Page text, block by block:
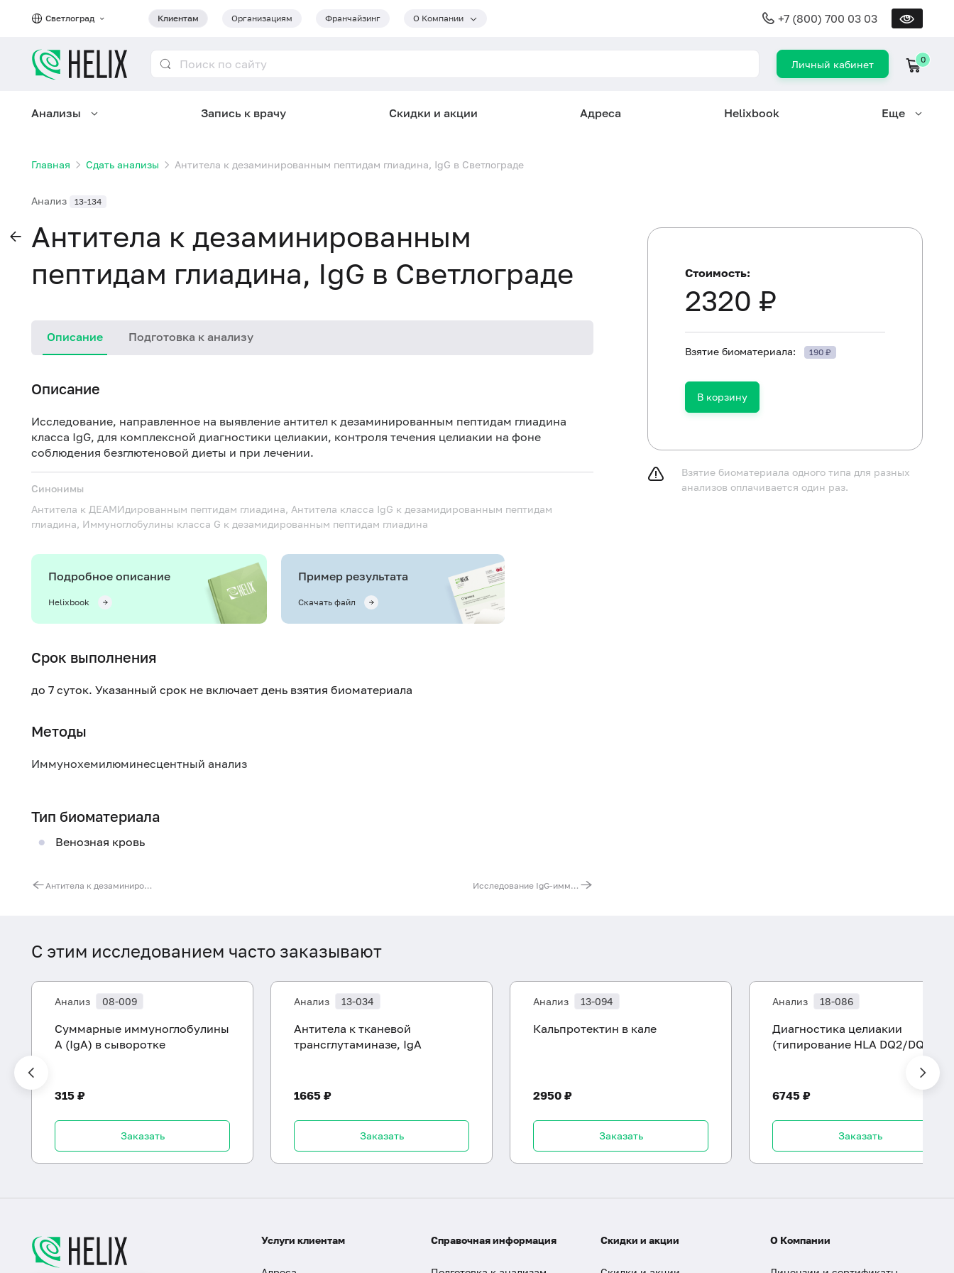
Светлоград Клиентам Организациям Франчайзинг О Компании +7 (800) 700 03 03
Личный кабинет 0
Анализы Запись к врачу Скидки и акции Адреса Helixbook Еще
Главная Сдать анализы Антитела к дезаминированным пептидам глиадина, IgG в Светлограде
Анализ 13-134
Антитела к дезаминированным
пептидам глиадина, IgG в Светлограде
Описание Подготовка к анализу
Описание
Исследование, направленное на выявление антител к дезаминированным пептидам глиадина
класса IgG, для комплексной диагностики целиакии, контроля течения целиакии на фоне
соблюдения безглютеновой диеты и при лечении.
Синонимы
Антитела к ДЕАМИдированным пептидам глиадина, Антитела класса IgG к дезамидированным пептидам
глиадина, Иммуноглобулины класса G к дезамидированным пептидам глиадина
Подробное описание
Helixbook
Пример результата
Скачать файл
Срок выполнения
до 7 суток. Указанный срок не включает день взятия биоматериала
Методы
Иммунохемилюминесцентный анализ
Тип биоматериала
Венозная кровь
Антитела к дезаминированным пептидам глиадина, IgA Исследование IgG-иммунных комплексов методом связывания с C1q (С1q-IgG)
Рекомендуется не придерживаться безглютеновой диеты
Не курить в течение 30 минут до исследования.
Стоимость:
2320 ₽
Взятие биоматериала: 190 ₽
В корзину
Взятие биоматериала одного типа для разных
анализов оплачивается один раз.
С этим исследованием часто заказывают
Анализ 08-009
Суммарные иммуноглобулины
A (IgA) в сыворотке
315 ₽
Заказать
Анализ 13-034
Антитела к тканевой
трансглутаминазе, IgA
1665 ₽
Заказать
Анализ 13-094
Кальпротектин в кале
2950 ₽
Заказать
Анализ 18-086
Диагностика целиакии
(типирование HLA DQ2/DQ8)
6745 ₽
Заказать
Услуги клиентам Справочная информация Скидки и акции О Компании